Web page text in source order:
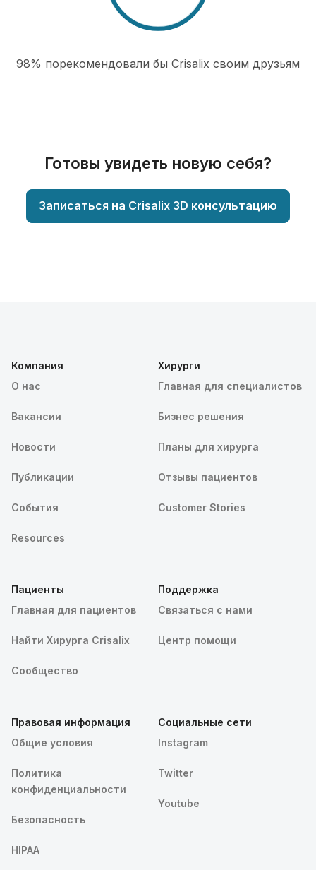
98% порекомендовали бы Сrisalix cвоим друзьям
Готовы увидеть новую себя?
Записаться на Crisalix 3D консультацию
Компания
О нас
Вакансии
Новости
Публикации
События
Resources
Хирурги
Главная для специалистов
Бизнес решения
Планы для хирурга
Отзывы пациентов
Customer Stories
Пациенты
Главная для пациентов
Найти Хирурга Crisalix
Сообщество
Поддержка
Связаться с нами
Центр помощи
Правовая информация
Общие условия
Политика
конфиденциальности
Безопасность
HIPAA
Социальные сети
Instagram
Twitter
Youtube